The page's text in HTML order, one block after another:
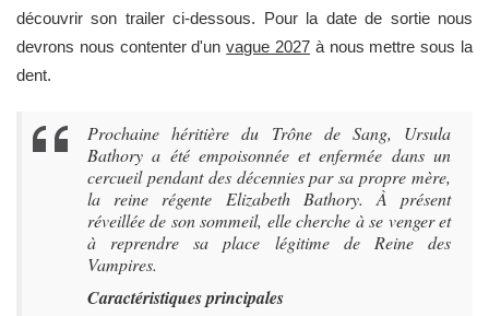
découvrir son trailer ci-dessous. Pour la date de sortie nous
devrons nous contenter d'unvague 2027 à nous mettre sous la
dent.
Prochaine héritière du Trône de Sang, Ursula
Bathory a été empoisonnée et enfermée dans un
cercueil pendant des décennies par sa propre mère,
la reine régente Elizabeth Bathory. À présent
réveillée de son sommeil, elle cherche à se venger et
à reprendre sa place légitime de Reine des
Vampires.
Caractéristiques principales